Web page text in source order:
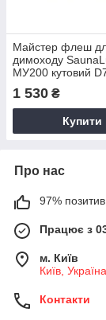
Майстер флеш
димоходу
МУ200 кутовий
1 530 ₴
Купити
Про нас
97%
Працює з
м. Київ
Київ, Україна
Контакти